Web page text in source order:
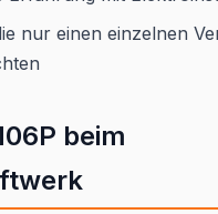
nur einen einzelnen
beim